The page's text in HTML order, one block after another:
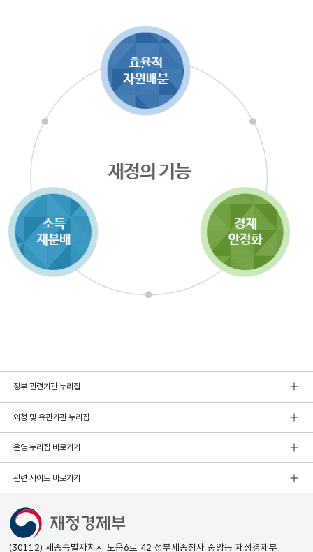
정부 관련기관 누리집
외청 및 유관기관 누리집
운영 누리집 바로가기
관련 사이트 바로가기
(30112) 세종특별자치시 도움6로 42 정부세종청사 중앙동 재정경제부